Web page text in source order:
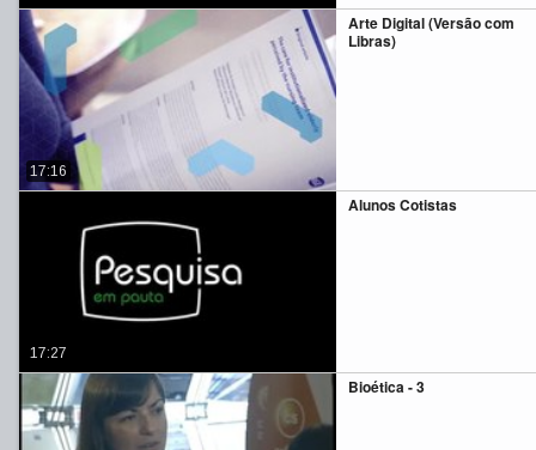
Arte Digital (Versão com
Libras)
17:16
Alunos Cotistas
17:27
Bioética - 3